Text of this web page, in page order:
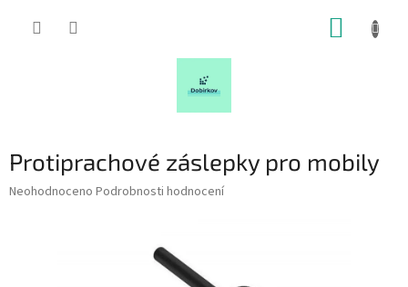
Protiprachové záslepky pro mobily
Průměrné
Neohodnoceno Podrobnosti hodnocení